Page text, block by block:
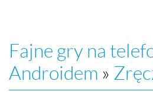
Fajne gry na
Androidem »